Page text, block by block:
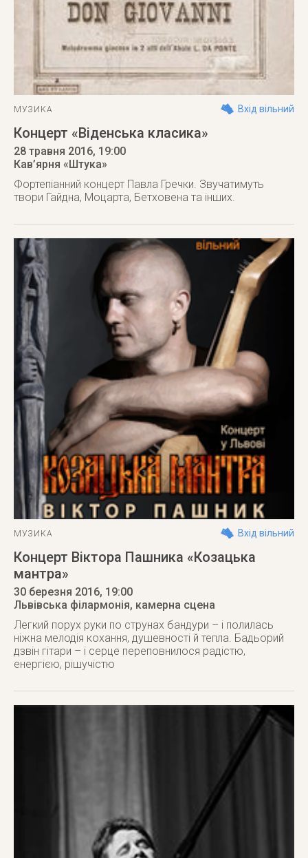
МУЗИКА Вхід вільний
Концерт «Віденська класика»
28 травня 2016, 19:00
Кав’ярня «Штука»
Фортепіанний концерт Павла Гречки. Звучатимуть
твори Гайдна, Моцарта, Бетховена та інших.
МУЗИКА Вхід вільний
Концерт Віктора Пашника «Козацька
мантра»
30 березня 2016, 19:00
Львівська філармонія, камерна сцена
Легкий порух руки по струнах бандури – і полилась
ніжна мелодія кохання, душевності й тепла. Бадьорий
дзвін гітари – і серце переповнилося радістю,
енергією, рішучістю